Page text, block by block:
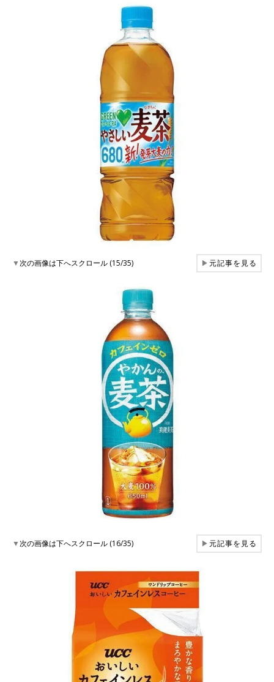
▼次の画像は下へスクロール (15/35) ▶元記事を見る
▼次の画像は下へスクロール (16/35) ▶元記事を見る